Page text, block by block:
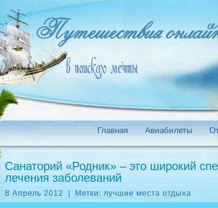
Главная Авиабилеты
Санаторий «Родник» – это широкий
лечения заболеваний
8 Апрель 2012 Метки: лучшие места отдыха